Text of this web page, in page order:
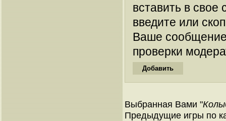
вставить в
введите или
Ваше
проверки
Выбранная Вами "
Предыдущие игры по